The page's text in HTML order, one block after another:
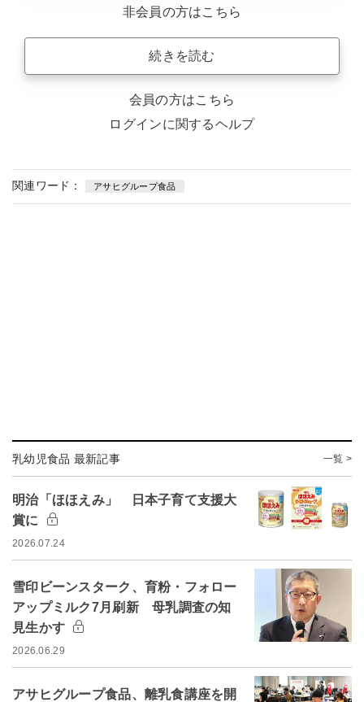
非会員の方はこちら
続きを読む
会員の方はこちら
ログインに関するヘルプ
関連ワード： アサヒグループ食品
乳幼児食品 最新記事 一覧 >
明治「ほほえみ」 日本子育て支援大
賞に
2026.07.24
雪印ビーンスターク、育粉・フォロー
アップミルク7月刷新 母乳調査の知
見生かす
2026.06.29
アサヒグループ食品、離乳食講座を開